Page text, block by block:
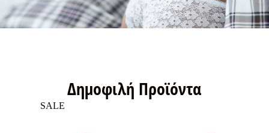
Δημοφιλή Προϊόντα
SALE